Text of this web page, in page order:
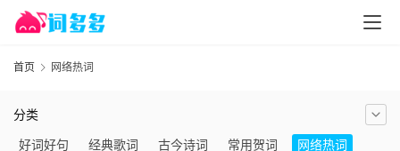
首页 网络热词
分类
好词好句
经典歌词 古今诗词 常用贺词
网络热词